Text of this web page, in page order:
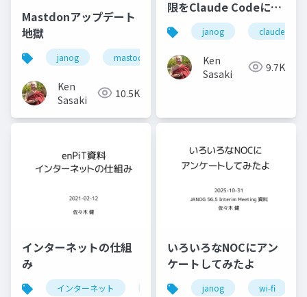
Mastdonアップデート
地獄
janog mastodon chatgpt
Ken
Sasaki
10.5K
限をClaude Codeに与
えてみると何ができる
か
janog claude code
Ken
Sasaki
9.7K
インターネットの仕組
み
インターネット internet enpit
いろいろなNOCにアン
ケートしてみたよ
janog wi-fi